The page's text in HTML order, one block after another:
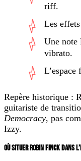
riff.
Les
Une note
vibrato.
Repère historique :
guitariste de
Democracy, pas
Izzy.
OÙ SITUER ROBIN FINCK DANS